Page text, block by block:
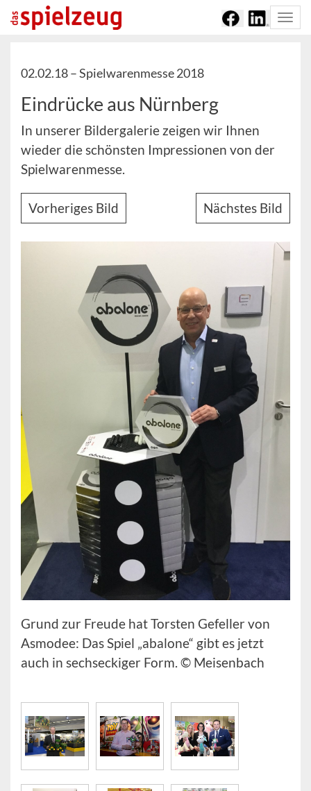
02.02.18 –Spielwarenmesse 2018
Eindrücke aus Nürnberg
In unserer Bildergalerie zeigen wir Ihnen
wieder die schönsten Impressionen von der
Spielwarenmesse.
Vorheriges Bild Nächstes Bild
Grund zur Freude hat Torsten Gefeller von
Asmodee: Das Spiel „abalone“ gibt es jetzt
auch in sechseckiger Form. © Meisenbach